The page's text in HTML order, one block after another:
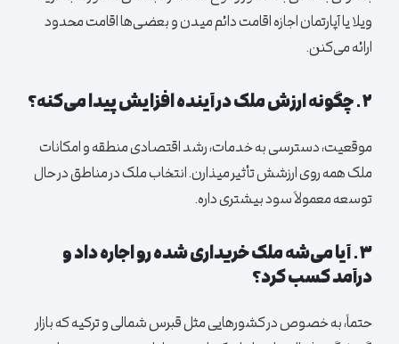
ویلا یا آپارتمان اجازه اقامت دائم میدن و بعضی‌ها اقامت محدود
ارائه می‌کنن.
۲. چگونه ارزش ملک در آینده افزایش پیدا می‌کنه؟
موقعیت، دسترسی به خدمات، رشد اقتصادی منطقه و امکانات
ملک همه روی ارزشش تأثیر میذارن. انتخاب ملک در مناطق در حال
توسعه معمولاً سود بیشتری داره.
۳. آیا می‌شه ملک خریداری شده رو اجاره داد و
درآمد کسب کرد؟
حتماً، به خصوص در کشورهایی مثل قبرس شمالی و ترکیه که بازار